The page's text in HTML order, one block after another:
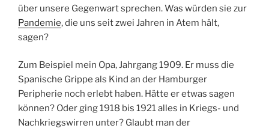
über unsere Gegenwart sprechen. Was würden sie zur
Pandemie, die uns seit zwei Jahren in Atem hält,
sagen?
Zum Beispiel mein Opa, Jahrgang 1909. Er muss die
Spanische Grippe als Kind an der Hamburger
Peripherie noch erlebt haben. Hätte er etwas sagen
können? Oder ging 1918 bis 1921 alles in Kriegs- und
Nachkriegswirren unter? Glaubt man der